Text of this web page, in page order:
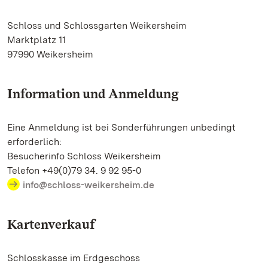
Schloss und Schlossgarten Weikersheim
Marktplatz 11
97990 Weikersheim
Information und Anmeldung
Eine Anmeldung ist bei Sonderführungen unbedingt
erforderlich:
Besucherinfo Schloss Weikersheim
Telefon +49(0)79 34. 9 92 95-0
info@schloss-weikersheim.de
Kartenverkauf
Schlosskasse im Erdgeschoss